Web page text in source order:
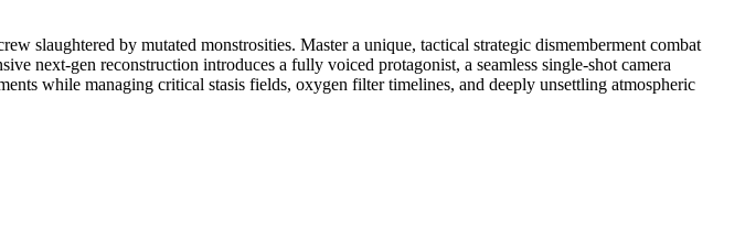
slaughtered by mutated monstrosities. Master a unique, tactical strategic dismemberment combat
next-gen reconstruction introduces a fully voiced protagonist, a seamless single-shot camera
while managing critical stasis fields, oxygen filter timelines, and deeply unsettling atmospheric